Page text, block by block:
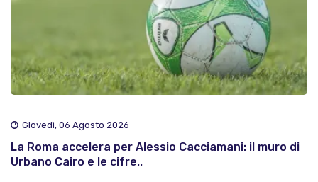
Giovedì, 06 Agosto 2026
La Roma accelera per Alessio Cacciamani: il muro di
Urbano Cairo e le cifre..